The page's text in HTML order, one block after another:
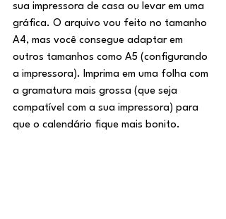
sua impressora de casa ou levar em uma
gráfica. O arquivo vou feito no tamanho
A4, mas você consegue adaptar em
outros tamanhos como A5 (configurando
a impressora). Imprima em uma folha com
a gramatura mais grossa (que seja
compatível com a sua impressora) para
que o calendário fique mais bonito.